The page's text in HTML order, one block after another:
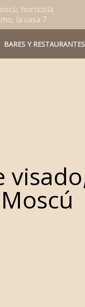
hortícola
la casa 7
BARES Y RESTAURANTES
Мoscú